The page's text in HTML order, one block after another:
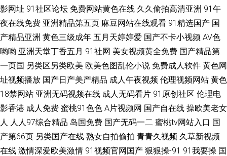
影网址 91社区论坛 免费网站黄色在线 久久偷拍高清亚洲 91午
夜在线免费 亚洲精品第五页 麻豆网站在线观看 91精选国产 国
产精品亚洲 黄色三级成年 五月天婷婷爱 国产不卡小视频 AV色
哟哟 亚洲天堂丁香五月 91社网 美女视频黄全免费 国产精品第
一页国 另类区另类欧美 欧美色图乱伦小说 免费成人软件 黄色网
址视频播放 国产日产美产精品 成人午夜视频 伦理视频网站 黄色
18禁网站 亚洲无码视频在线 成人无码看片 91原创社区 伦理电
影香港 成人免费 蜜桃91色色 A片视频网 国产自在线 操欧美老女
人 人人97综合精品 岛国免费 国产无码一二 蜜桃tv网站入口 国
产第66页 另类国产在线 熟女自拍偷拍 青青久视频 久草新视频
在线 激情深爱欧美激情 91视频官网国产 狠狠操-91 91我要操 国